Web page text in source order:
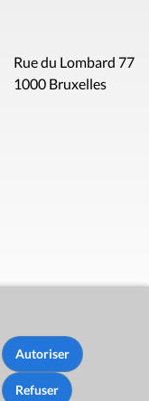
Rue du Lombard 77
1000 Bruxelles